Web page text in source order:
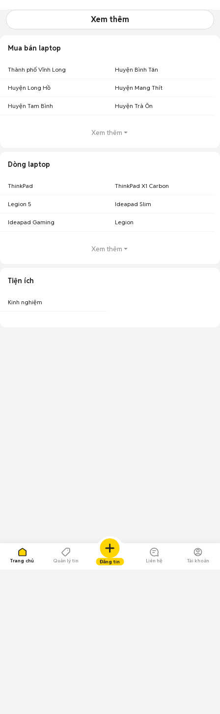
Trang chủ Quản lý tin Đăng tin Liên hệ Tài khoản
Xem thêm
Mua bán laptop
Thành phố Vĩnh Long Huyện Bình Tân
Huyện Long Hồ Huyện Mang Thít
Huyện Tam Bình Huyện Trà Ôn
Xem thêm
Dòng laptop
ThinkPad ThinkPad X1 Carbon
Legion 5 Ideapad Slim
Ideapad Gaming Legion
Xem thêm
Tiện ích
Kinh nghiệm